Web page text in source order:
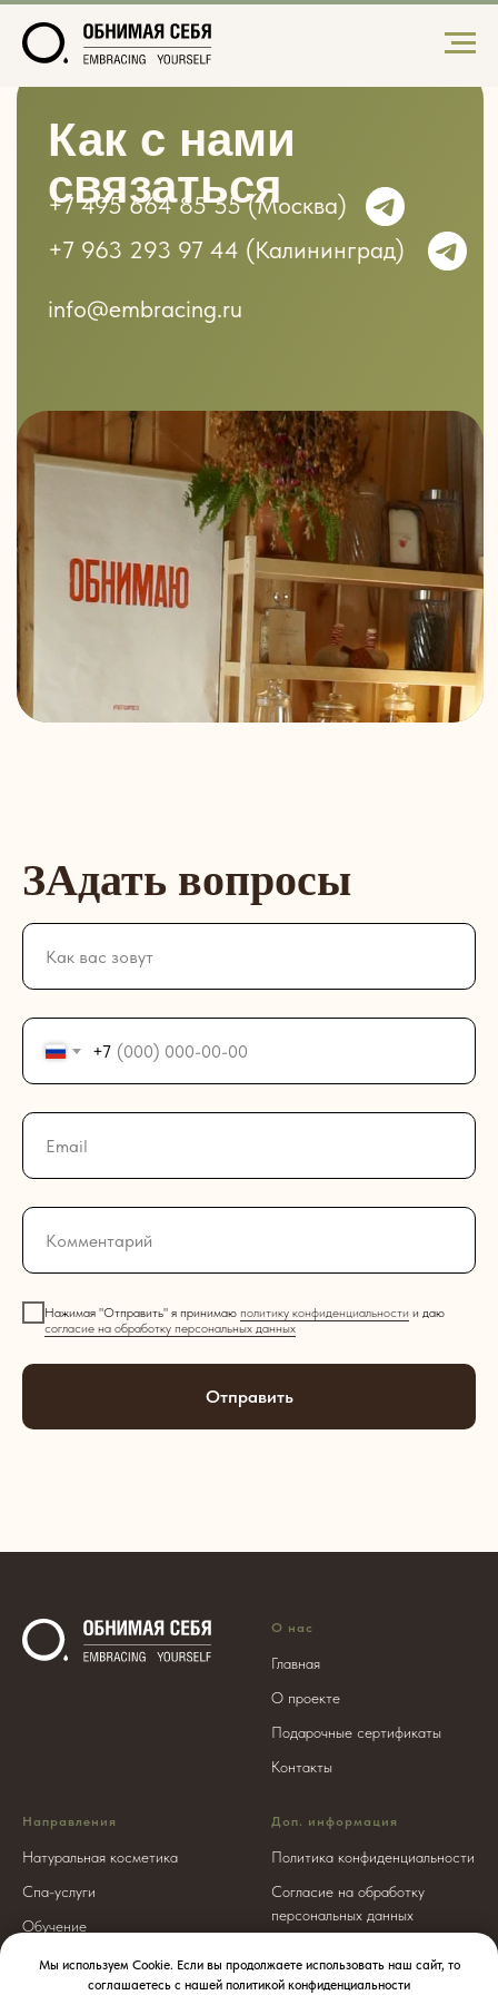
Мы используем Cookie. Если вы продолжаете использовать наш сайт, то
соглашаетесь с нашей политикой конфиденциальности
info@embracing.ru
+7 495 664 85 55 (Москва)
+7 963 293 97 44(Калининград)
Как с нами
связаться
ЗАдать вопросы
+7
Нажимая "Отправить" я принимаю политику конфиденциальности и даю
согласие на обработку персональных данных
Отправить
О нас
Главная
О проекте
Подарочные сертификаты
Контакты
Направления
Натуральная косметика
Спа-услуги
Обучение
Доп. информация
Политика конфиденциальности
Согласие на обработку
персональных данных